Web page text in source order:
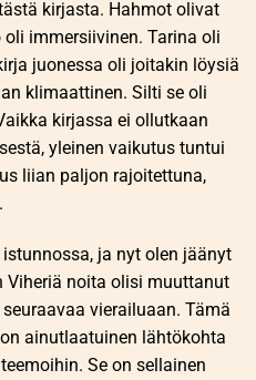
kirjasta. Hahmot olivat
immersiivinen. Tarina oli
juonessa oli joitakin löysiä
klimaattinen. Silti se oli
kirjassa ei ollutkaan
yleinen vaikutus tuntui
liian paljon rajoitettuna,
ja nyt olen jäänyt
Viheriä noita olisi muuttanut
vierailuaan. Tämä
ainutlaatuinen lähtökohta
Se on sellainen